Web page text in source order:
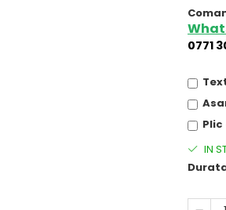
0771
Plic
IN